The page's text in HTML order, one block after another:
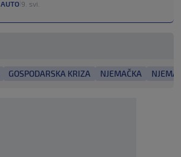
AUTO 9. svi.
GOSPODARSKA KRIZA NJEMAČKA